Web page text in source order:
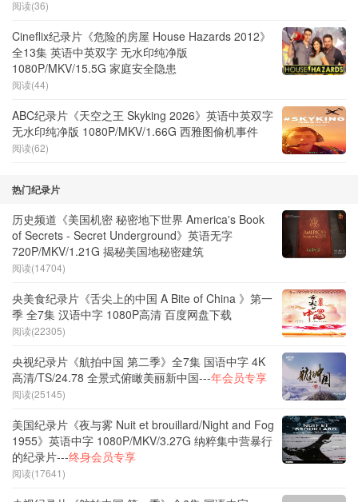
阅读(36)
Cineflix纪录片《危险的房屋 House Hazards 2012》
全13集 英语中英双字 无水印纯净版
1080P/MKV/15.5G 家庭安全隐患
阅读(44)
ABC纪录片《天空之王 Skyking 2026》英语中英双字
无水印纯净版 1080P/MKV/1.66G 西雅图偷机事件
阅读(62)
热门纪录片
历史频道《美国机密 秘密地下世界 America's Book
of Secrets - Secret Underground》英语无字
720P/MKV/1.21G 揭秘美国地秘密建筑
阅读(14704)
央美食纪录片《舌尖上的中国 A Bite of China 》第一
季 全7集 汉语中字 1080P高清 百度网盘下载
阅读(22305)
央视纪录片《航拍中国 第二季》全7集 国语中字 4K
高清/TS/24.78 全景式俯瞰美丽新中国---年会员专享
阅读(25145)
美国纪录片《夜与雾 Nuit et brouillard/Night and Fog
1955》英语中字 1080P/MKV/3.27G 纳粹集中营暴行
的纪录片---终身会员专享
阅读(17641)